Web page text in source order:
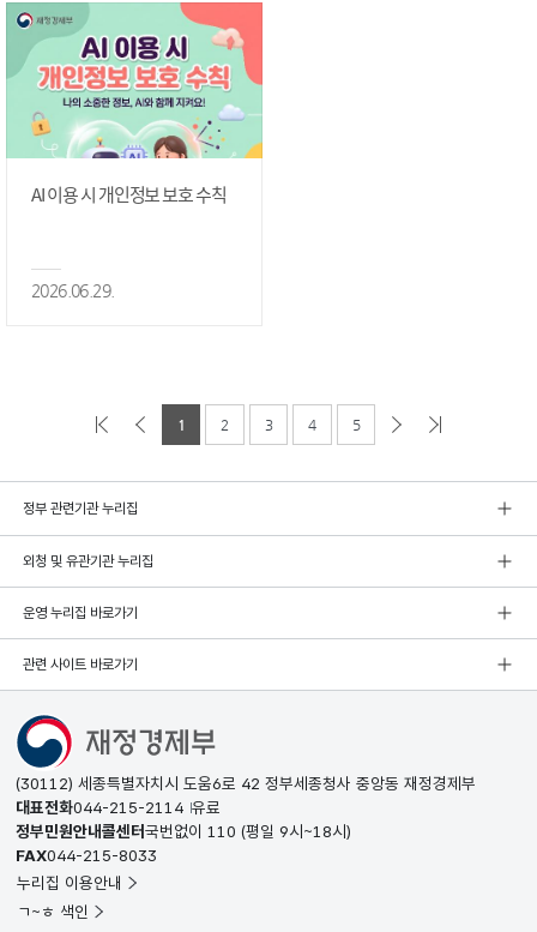
AI 이용 시 개인정보 보호 수칙
2026.06.29.
1 2 3 4 5
정부 관련기관 누리집
외청 및 유관기관 누리집
운영 누리집 바로가기
관련 사이트 바로가기
(30112) 세종특별자치시 도움6로 42 정부세종청사 중앙동 재정경제부
대표전화044-215-2114 유료
정부민원안내콜센터국번없이 110 (평일 9시~18시)
FAX044-215-8033
누리집 이용안내
ㄱ~ㅎ 색인